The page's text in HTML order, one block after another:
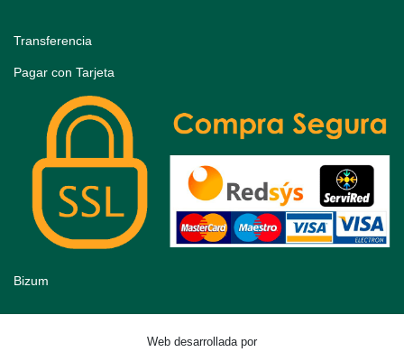
Transferencia
Pagar con Tarjeta
Bizum
Web desarrollada por